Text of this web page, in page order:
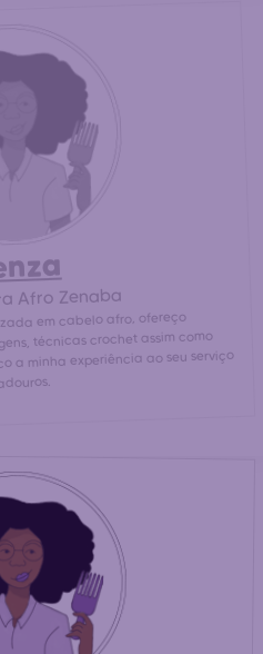
Afro Zenaba
em cabelo afro, ofereço
técnicas crochet assim como
a minha experiência ao seu serviço